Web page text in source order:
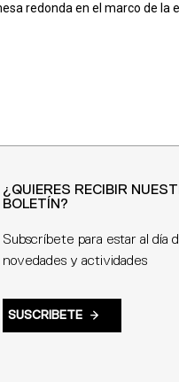
redonda en el marco de la
¿QUIERES RECIBIR
BOLETÍN?
Subscríbete para estar al día
novedades y actividades
SUSCRIBETE